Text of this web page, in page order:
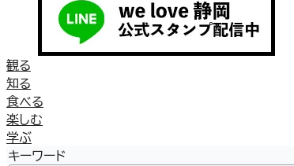
観る
知る
食べる
楽しむ
学ぶ
キーワード